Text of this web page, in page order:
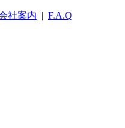
社案内 | F.A.Q